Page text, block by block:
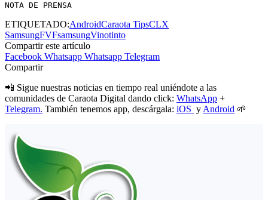
NOTA DE PRENSA
ETIQUETADO:AndroidCaraota TipsCLX
SamsungFVFsamsungVinotinto
Compartir este artículo
Facebook Whatsapp Whatsapp Telegram
Compartir
📲 Sigue nuestras noticias en tiempo real uniéndote a las
comunidades de Caraota Digital dando click: WhatsApp +
Telegram. También tenemos app, descárgala: iOS y Android 🌱